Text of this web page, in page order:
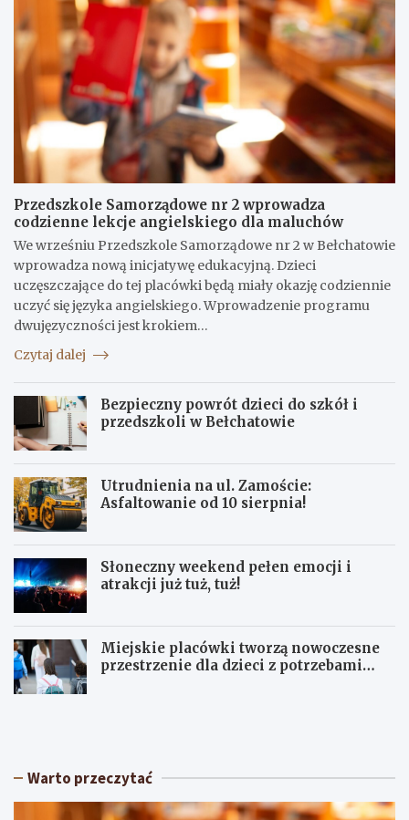
Przedszkole Samorządowe nr 2 wprowadza
codzienne lekcje angielskiego dla maluchów
We wrześniu Przedszkole Samorządowe nr 2 w Bełchatowie
wprowadza nową inicjatywę edukacyjną. Dzieci
uczęszczające do tej placówki będą miały okazję codziennie
uczyć się języka angielskiego. Wprowadzenie programu
dwujęzyczności jest krokiem…
Czytaj dalej
Bezpieczny powrót dzieci do szkół i
przedszkoli w Bełchatowie
Utrudnienia na ul. Zamoście:
Asfaltowanie od 10 sierpnia!
Słoneczny weekend pełen emocji i
atrakcji już tuż, tuż!
Miejskie placówki tworzą nowoczesne
przestrzenie dla dzieci z potrzebami
S
c
U
w Warto przeczytać